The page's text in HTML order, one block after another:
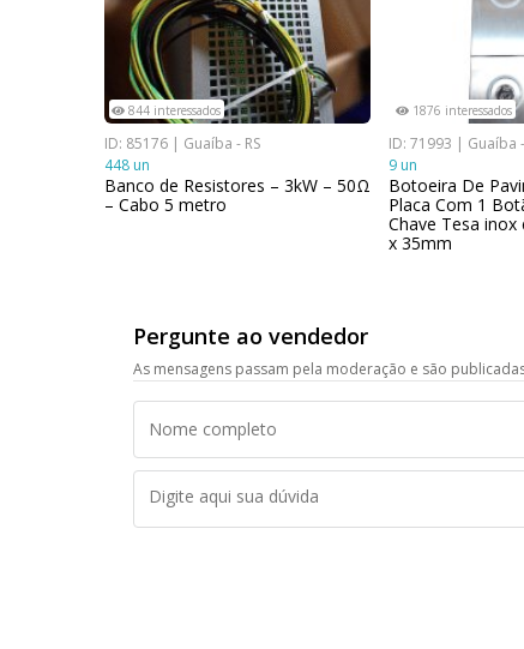
844 interessados
ID: 85176 | Guaíba - RS
448 un
Banco de Resistores – 3kW – 50Ω
– Cabo 5 metro
1876 interessados
ID: 71993 | Guaíba -
9 un
Botoeira De
Placa Com 1
Chave Tesa
x 35mm
Pergunte ao vendedor
As mensagens passam pela moderação e são